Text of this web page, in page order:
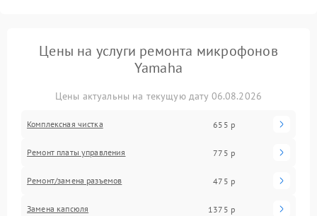
Цены на услуги ремонта микрофонов
Yamaha
Цены актуальны на текущую дату 06.08.2026
Комплексная чистка 655 р
Ремонт платы управления 775 р
Ремонт/замена разъемов 475 р
Замена капсюля 1375 р